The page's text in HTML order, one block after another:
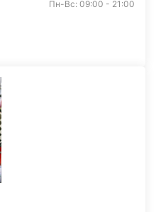
Пн-Вс: 09:00 - 21:00